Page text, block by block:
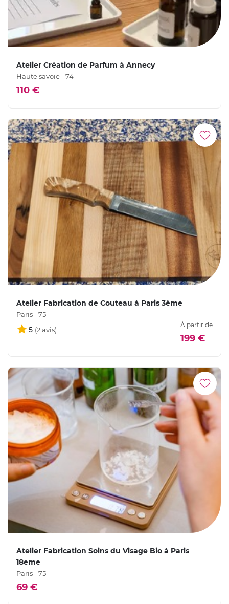
Atelier Création de Parfum à Annecy
Haute savoie - 74
110 €
Atelier Fabrication de Couteau à Paris 3ème
Paris - 75
5
À partir de
199 €
Atelier Fabrication Soins du Visage Bio à Paris
18eme
Paris - 75
69 €